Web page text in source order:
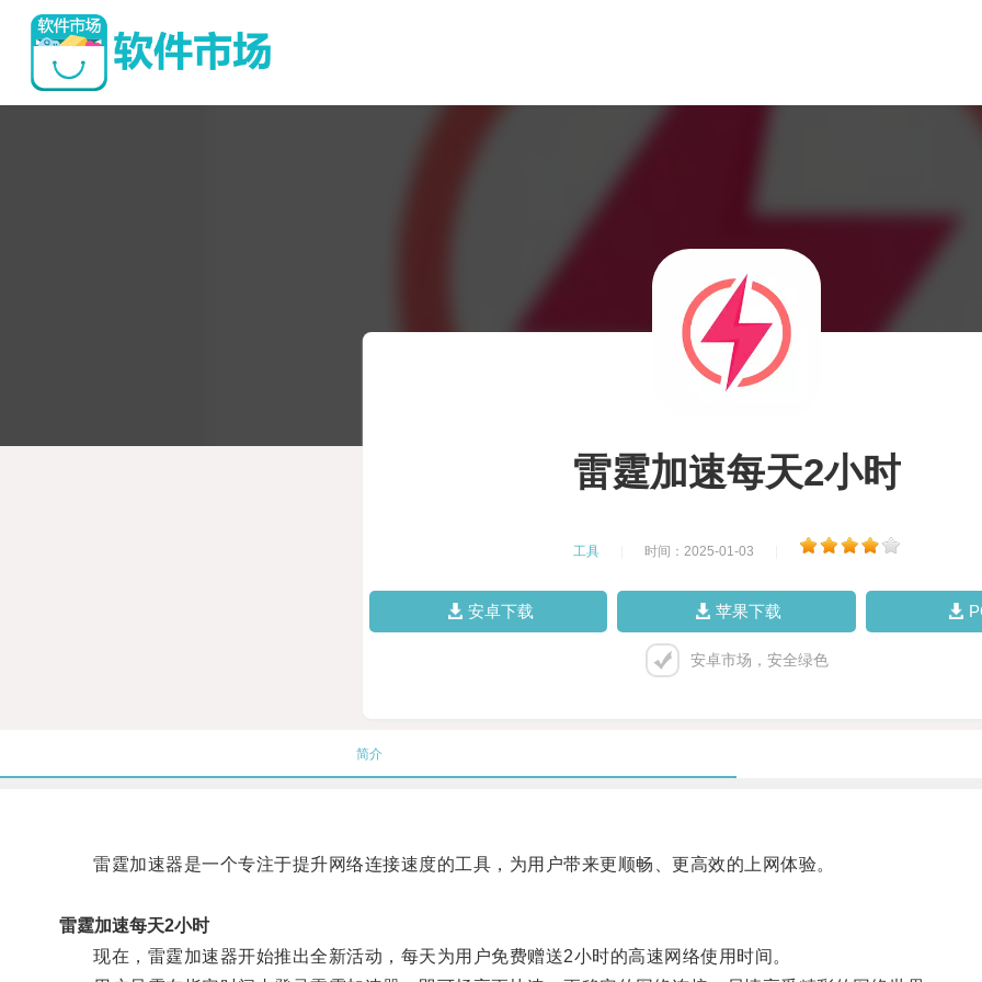
雷霆加速每天2小时
工具 时间：2025-01-03
安卓下载 苹果下载
安卓市场，安全绿色
简介
雷霆加速器是一个专注于提升网络连接速度的工具，为用户带来更顺畅、更高效的上网体验。
雷霆加速每天2小时
现在，雷霆加速器开始推出全新活动，每天为用户免费赠送2小时的高速网络使用时间。